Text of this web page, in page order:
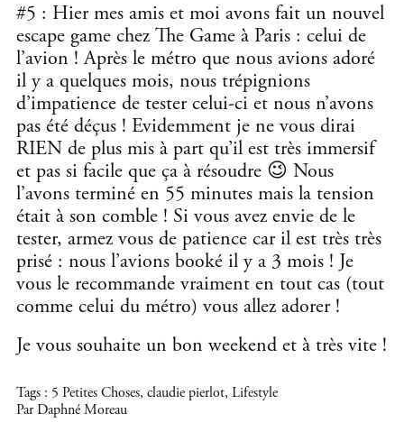
#5 : Hier mes amis et moi avons fait un nouvel
escape game chez The Game à Paris : celui de
l’avion ! Après le métro que nous avions adoré
il y a quelques mois, nous trépignions
d’impatience de tester celui-ci et nous n’avons
pas été déçus ! Evidemment je ne vous dirai
RIEN de plus mis à part qu’il est très immersif
et pas si facile que ça à résoudre 😉 Nous
l’avons terminé en 55 minutes mais la tension
était à son comble ! Si vous avez envie de le
tester, armez vous de patience car il est très très
prisé : nous l’avions booké il y a 3 mois ! Je
vous le recommande vraiment en tout cas (tout
comme celui du métro) vous allez adorer !
Je vous souhaite un bon weekend et à très vite !
Tags : 5 Petites Choses, claudie pierlot, Lifestyle
Par Daphné Moreau